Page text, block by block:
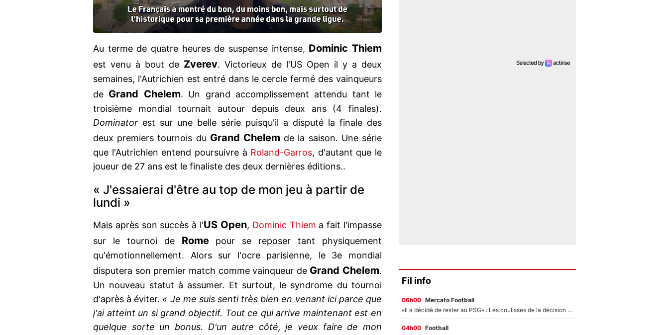
Au terme de quatre heures de suspense intense, Dominic Thiem
est venu à bout de Zverev. Victorieux de l'US Open il y a deux
semaines, l'Autrichien est entré dans le cercle fermé des vainqueurs
de Grand Chelem. Un grand accomplissement attendu tant le
troisième mondial tournait autour depuis deux ans (4 finales).
Dominator est sur une belle série puisqu'il a disputé la finale des
deux premiers tournois du Grand Chelem de la saison. Une série
que l'Autrichien entend poursuivre à Roland-Garros, d'autant que le
joueur de 27 ans est le finaliste des deux dernières éditions..
« J'essaierai d'être au top de mon jeu à partir de
lundi »
Mais après son succès à l'US Open, Dominic Thiem a fait l'impasse
sur le tournoi de Romepour se reposer tant physiquement
qu'émotionnellement. Alors sur l'ocre parisienne, le 3e mondial
disputera son premier match comme vainqueur de Grand Chelem.
Un nouveau statut à assumer. Et surtout, le syndrome du tournoi
d'après à éviter. « Je me suis senti très bien en venant ici parce que
j'ai atteint un si grand objectif. Tout ce qui arrive maintenant est en
quelque sorte un bonus. D'un autre côté, je veux faire de mon
Fil info
06h00 Mercato Football
«Il a décidé de rester au PSG» : Les coulisses de la décision de Lucas Chevalier pour son transfert
04h00 Football